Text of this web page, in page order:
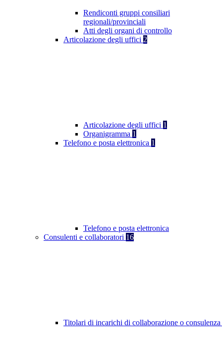
Rendiconti gruppi consiliari
regionali/provinciali
Atti degli organi di controllo
Articolazione degli uffici 2
Articolazione degli uffici 1
Organigramma 1
Telefono e posta elettronica 1
Telefono e posta elettronica
Consulenti e collaboratori 16
Titolari di incarichi di collaborazione o consulenza